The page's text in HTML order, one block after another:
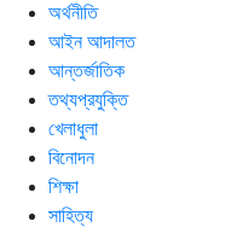
অর্থনীতি
আইন আদালত
আন্তর্জাতিক
তথ্যপ্রযুক্তি
খেলাধুলা
বিনোদন
শিক্ষা
সাহিত্য